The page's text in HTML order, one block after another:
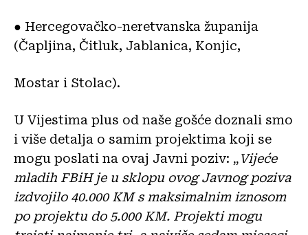
● Hercegovačko-neretvanska županija
(Čapljina, Čitluk, Jablanica, Konjic,
Mostar i Stolac).
U Vijestima plus od naše gošće doznali smo
i više detalja o samim projektima koji se
mogu poslati na ovaj Javni poziv: „Vijeće
mladih FBiH je u sklopu ovog Javnog poziva
izdvojilo 40.000 KM s maksimalnim iznosom
po projektu do 5.000 KM. Projekti mogu